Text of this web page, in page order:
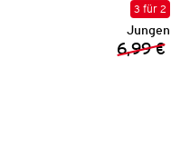
3 für 2
6,99 €